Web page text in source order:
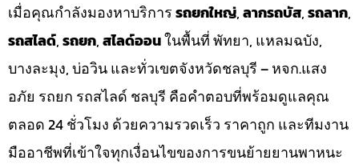
เมื่อคุณกำลังมองหาบริการรถยกใหญ่,ลากรถบัส,รถลาก,
รถสไลด์,รถยก,สไลด์ออนในพื้นที่ พัทยา, แหลมฉบัง,
บางละมุง, บ่อวิน และทั่วเขตจังหวัดชลบุรี – หจก.แสง
อภัย รถยก รถสไลด์ ชลบุรี คือคำตอบที่พร้อมดูแลคุณ
ตลอด 24 ชั่วโมง ด้วยความรวดเร็ว ราคาถูก และทีมงาน
มืออาชีพที่เข้าใจทุกเงื่อนไขของการขนย้ายยานพาหนะ